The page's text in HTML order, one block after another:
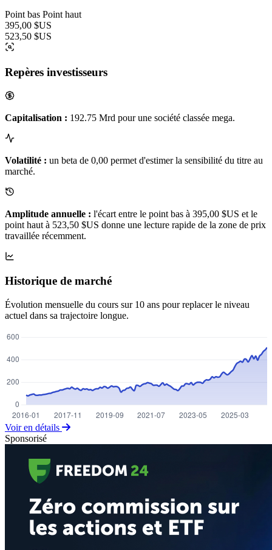
Point bas Point haut
395,00 $US
523,50 $US
Repères investisseurs
Capitalisation : 192.75 Mrd pour une société classée mega.
Volatilité : un beta de 0,00 permet d'estimer la sensibilité du titre au
marché.
Amplitude annuelle : l'écart entre le point bas à 395,00 $US et le
point haut à 523,50 $US donne une lecture rapide de la zone de prix
travaillée récemment.
Historique de marché
Évolution mensuelle du cours sur 10 ans pour replacer le niveau
actuel dans sa trajectoire longue.
Voir en détails
Sponsorisé